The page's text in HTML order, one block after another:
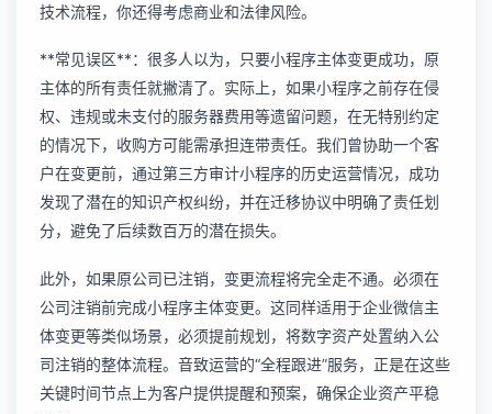
技术流程，你还得考虑商业和法律风险。
**常见误区**：很多人以为，只要小程序主体变更成功，原
主体的所有责任就撇清了。实际上，如果小程序之前存在侵
权、违规或未支付的服务器费用等遗留问题，在无特别约定
的情况下，收购方可能需承担连带责任。我们曾协助一个客
户在变更前，通过第三方审计小程序的历史运营情况，成功
发现了潜在的知识产权纠纷，并在迁移协议中明确了责任划
分，避免了后续数百万的潜在损失。
此外，如果原公司已注销，变更流程将完全走不通。必须在
公司注销前完成小程序主体变更。这同样适用于企业微信主
体变更等类似场景，必须提前规划，将数字资产处置纳入公
司注销的整体流程。音致运营的“全程跟进”服务，正是在这些
关键时间节点上为客户提供提醒和预案，确保企业资产平稳